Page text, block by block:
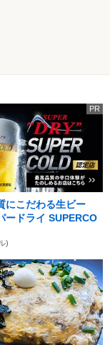
PR
にこだわる生ビー
ードライ SUPERCO
)